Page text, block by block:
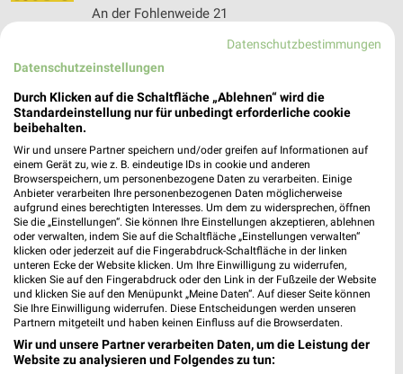
An der Fohlenweide 21
Heute 09:30 - 19:00 Uhr |
492,86 km • Angebote: 2 Prospekte
Ernsting's family Mannheim
Angelstraße 5
68199 Mannheim
Heute 09:00 - 20:00 Uhr |
Geöffnet
484,01 km
Ernsting's family Mannheim
Spreewaldallee 44-50
68309 Mannheim
Heute 09:00 - 20:00 Uhr | Geöffnet
Datenschutzbestimmungen
Datenschutzeinstellungen
Durch Klicken auf die Schaltfläche „Ablehnen“ wird die
Standardeinstellung nur für unbedingt erforderliche cookie
beibehalten.
Wir und unsere Partner speichern und/oder greifen auf Informationen auf
einem Gerät zu, wie z. B. eindeutige IDs in cookie und anderen
Browserspeichern, um personenbezogene Daten zu verarbeiten. Einige
Anbieter verarbeiten Ihre personenbezogenen Daten möglicherweise
aufgrund eines berechtigten Interesses. Um dem zu widersprechen, öffnen
Sie die „Einstellungen“. Sie können Ihre Einstellungen akzeptieren, ablehnen
oder verwalten, indem Sie auf die Schaltfläche „Einstellungen verwalten“
klicken oder jederzeit auf die Fingerabdruck-Schaltfläche in der linken
unteren Ecke der Website klicken. Um Ihre Einwilligung zu widerrufen,
klicken Sie auf den Fingerabdruck oder den Link in der Fußzeile der Website
und klicken Sie auf den Menüpunkt „Meine Daten“. Auf dieser Seite können
Sie Ihre Einwilligung widerrufen. Diese Entscheidungen werden unseren
Partnern mitgeteilt und haben keinen Einfluss auf die Browserdaten.
Wir und unsere Partner verarbeiten Daten, um die Leistung der
Website zu analysieren und Folgendes zu tun: